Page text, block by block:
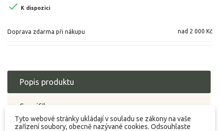
 K dispozici
Doprava zdarma při nákupu nad 2 000 Kč
Popis produktu
Specifikace
Tyto webové stránky ukládají v souladu se zákony na vaše
zařízení soubory, obecně nazývané cookies. Odsouhlaste